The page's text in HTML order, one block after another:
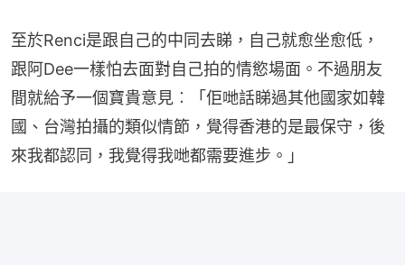
至於Renci是跟自己的中同去睇，自己就愈坐愈低，
跟阿Dee一樣怕去面對自己拍的情慾場面。不過朋友
間就給予一個寶貴意見︰「佢哋話睇過其他國家如韓
國、台灣拍攝的類似情節，覺得香港的是最保守，後
來我都認同，我覺得我哋都需要進步。」